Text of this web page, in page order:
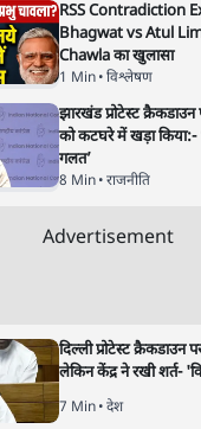
सोच, सच
17 NOV, 2019
हाज़िर होने का मौका क्यों
के लिए पूरे देश